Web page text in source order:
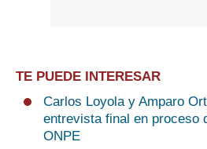
TE PUEDE INTERESAR
Carlos Loyola y Amparo
entrevista final en proceso
ONPE